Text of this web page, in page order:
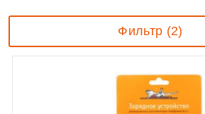
Фильтр (2)